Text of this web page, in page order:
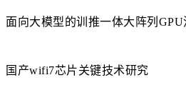
面向大模型的训推一体大阵列
国产wifi7芯片关键技术研究